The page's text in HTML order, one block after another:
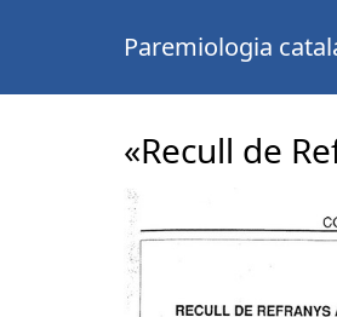
Paremiologia
«Recull de